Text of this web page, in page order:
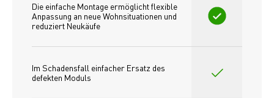
Die einfache Montage ermöglicht flexible
Anpassung an neue Wohnsituationen und
reduziert Neukäufe
Im Schadensfall einfacher Ersatz des
defekten Moduls